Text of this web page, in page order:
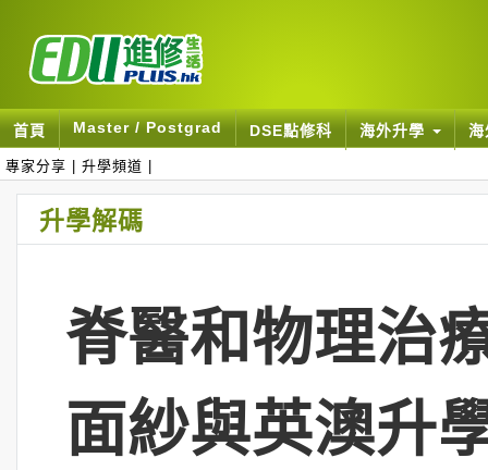
首頁 Master / Postgrad DSE點修科 海外升學
專家分享 升學頻道
升學解碼
脊醫和物理治
面紗與英澳升